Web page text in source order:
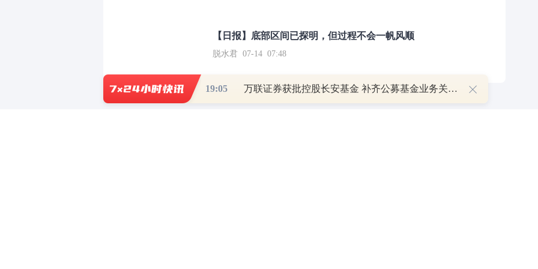
【日报】底部区间已探明，但过程不会一帆风顺
脱水君 07-14 07:48
19:05 万联证券获批控股长安基金 补齐公募基金业务关键拼图